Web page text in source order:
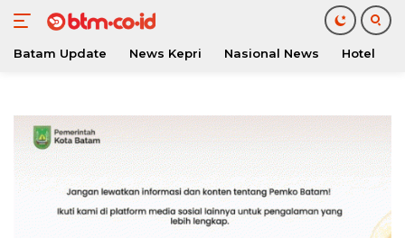
konten
Batam Update News Kepri Nasional News Hotel